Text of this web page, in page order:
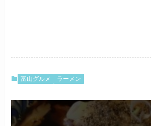
富山グルメ ラーメン